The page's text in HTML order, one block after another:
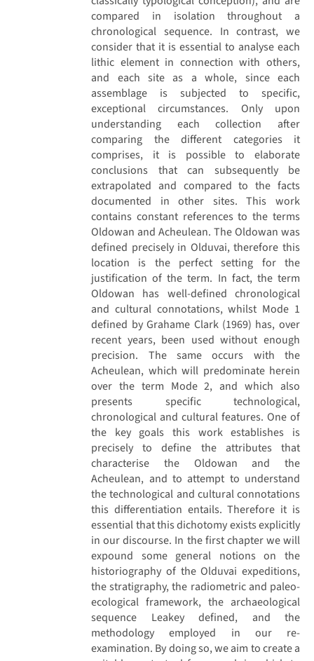
compared in isolation throughout a
chronological sequence. In contrast, we
consider that it is essential to analyse each
lithic element in connection with others,
and each site as a whole, since each
assemblage is subjected to specific,
exceptional circumstances. Only upon
understanding each collection after
comparing the different categories it
comprises, it is possible to elaborate
conclusions that can subsequently be
extrapolated and compared to the facts
documented in other sites. This work
contains constant references to the terms
Oldowan and Acheulean. The Oldowan was
defined precisely in Olduvai, therefore this
location is the perfect setting for the
justification of the term. In fact, the term
Oldowan has well-defined chronological
and cultural connotations, whilst Mode 1
defined by Grahame Clark (1969) has, over
recent years, been used without enough
precision. The same occurs with the
Acheulean, which will predominate herein
over the term Mode 2, and which also
presents specific technological,
chronological and cultural features. One of
the key goals this work establishes is
precisely to define the attributes that
characterise the Oldowan and the
Acheulean, and to attempt to understand
the technological and cultural connotations
this differentiation entails. Therefore it is
essential that this dichotomy exists explicitly
in our discourse. In the first chapter we will
expound some general notions on the
historiography of the Olduvai expeditions,
the stratigraphy, the radiometric and paleo-
ecological framework, the archaeological
sequence Leakey defined, and the
methodology employed in our re-
examination. By doing so, we aim to create a